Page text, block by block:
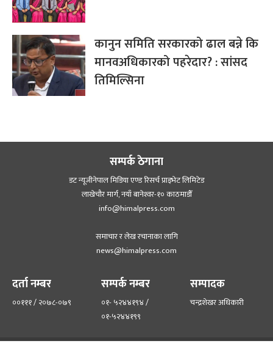
कानुन समिति सरकारको ढाल बन्ने कि
मानवअधिकारको पहरेदार? : सांसद
तिमिल्सिना
सम्पर्क ठेगाना
डट न्यूजीनेपाल मिडिया एण्ड रिसर्च प्राइभेट लिमिटेड
लाखेचौर मार्ग, नयाँ बानेश्‍वर-१० काठमाडौँ
info@himalpress.com
समाचार र लेख रचानाका लागि
news@himalpress.com
दर्ता नम्बर
००१११ / २०७८-०७९
सम्पर्क नम्बर
०१- ५२४४१९४ /
०१-५२४४१९९
सम्पादक
चन्द्रशेखर अधिकारी